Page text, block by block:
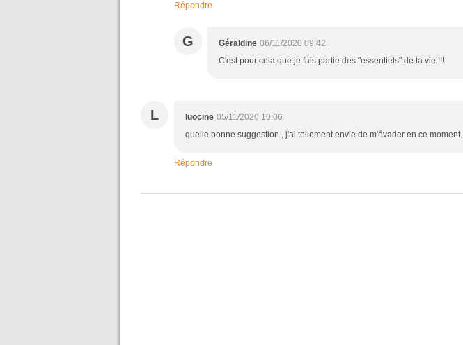
Répondre
G Géraldine 06/11/2020 09:42
C'est pour cela que je fais partie des "essentiels" de ta vie !!!
L luocine 05/11/2020 10:06
quelle bonne suggestion , j'ai tellement envie de m'évader en ce moment.
Répondre